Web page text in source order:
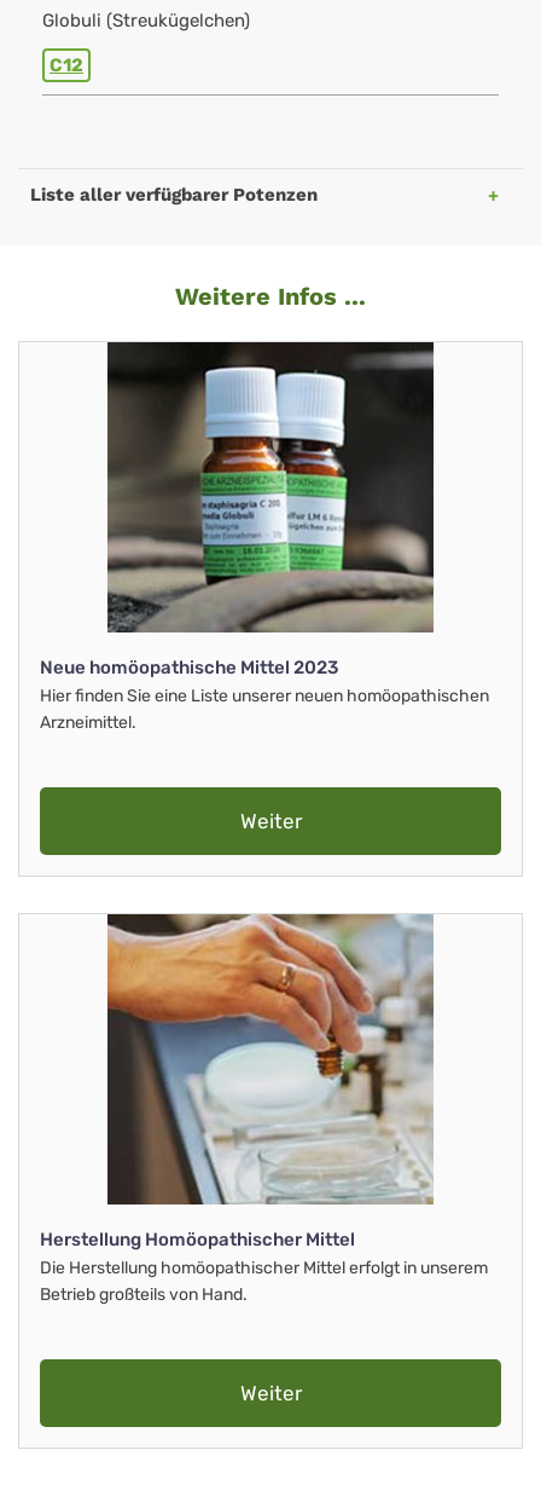
Globuli (Streukügelchen)
C12
Liste aller verfügbarer Potenzen
Weitere Infos ...
Neue homöopathische Mittel 2023
Hier finden Sie eine Liste unserer neuen homöopathischen
Arzneimittel.
Weiter
Herstellung Homöopathischer Mittel
Die Herstellung homöopathischer Mittel erfolgt in unserem
Betrieb großteils von Hand.
Weiter